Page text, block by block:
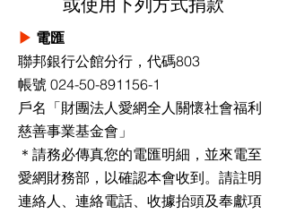
​或使用下列方式捐款
▶ 電匯
聯邦銀行公館分行，代碼803
帳號 024-50-891156-1
戶名「財團法人愛網全人關懷社會福利
慈善事業基金會」
＊請務必傳真您的電匯明細，並來電至
愛網財務部，以確認本會收到。請註明
連絡人、連絡電話、收據抬頭及奉獻項